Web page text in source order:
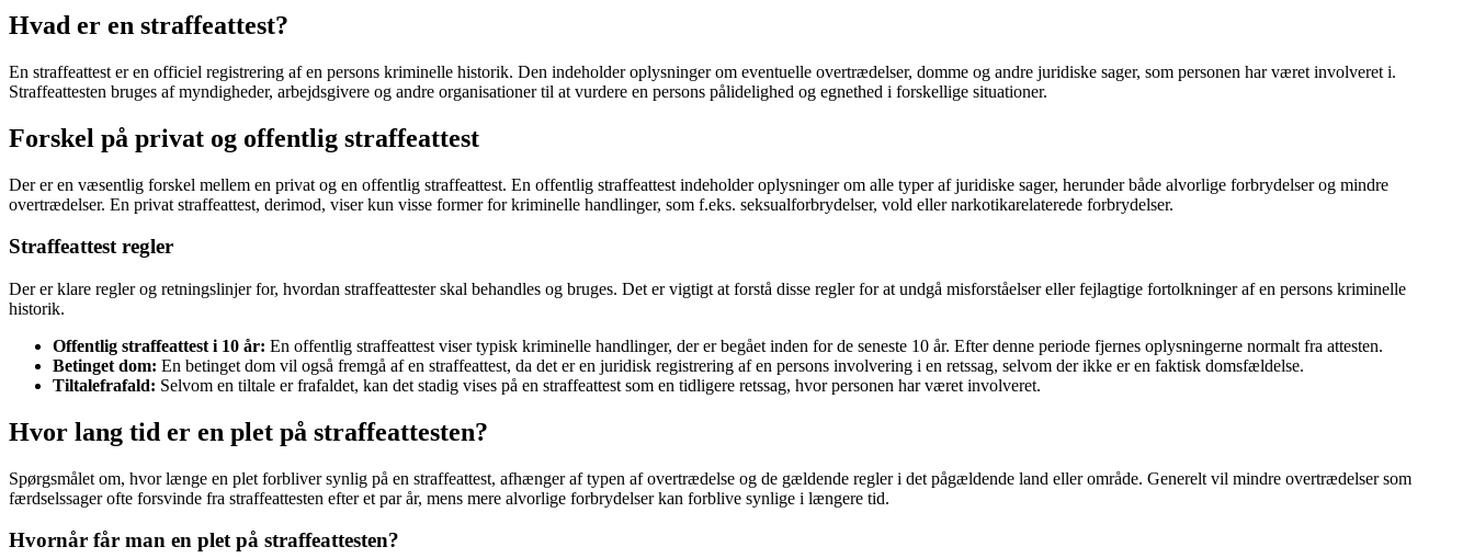
Hvad er en straffeattest?
En straffeattest er en officiel registrering af en persons kriminelle historik. Den indeholder oplysninger om eventuelle overtrædelser, domme og andre juridiske sager, som personen har været involveret i.
Straffeattesten bruges af myndigheder, arbejdsgivere og andre organisationer til at vurdere en persons pålidelighed og egnethed i forskellige situationer.
Forskel på privat og offentlig straffeattest
Der er en væsentlig forskel mellem en privat og en offentlig straffeattest. En offentlig straffeattest indeholder oplysninger om alle typer af juridiske sager, herunder både alvorlige forbrydelser og mindre
overtrædelser. En privat straffeattest, derimod, viser kun visse former for kriminelle handlinger, som f.eks. seksualforbrydelser, vold eller narkotikarelaterede forbrydelser.
Straffeattest regler
Der er klare regler og retningslinjer for, hvordan straffeattester skal behandles og bruges. Det er vigtigt at forstå disse regler for at undgå misforståelser eller fejlagtige fortolkninger af en persons kriminelle
historik.
Offentlig straffeattest i 10 år: En offentlig straffeattest viser typisk kriminelle handlinger, der er begået inden for de seneste 10 år. Efter denne periode fjernes oplysningerne normalt fra attesten.
Betinget dom: En betinget dom vil også fremgå af en straffeattest, da det er en juridisk registrering af en persons involvering i en retssag, selvom der ikke er en faktisk domsfældelse.
Tiltalefrafald: Selvom en tiltale er frafaldet, kan det stadig vises på en straffeattest som en tidligere retssag, hvor personen har været involveret.
Hvor lang tid er en plet på straffeattesten?
Spørgsmålet om, hvor længe en plet forbliver synlig på en straffeattest, afhænger af typen af overtrædelse og de gældende regler i det pågældende land eller område. Generelt vil mindre overtrædelser som
færdselssager ofte forsvinde fra straffeattesten efter et par år, mens mere alvorlige forbrydelser kan forblive synlige i længere tid.
Hvornår får man en plet på straffeattesten?